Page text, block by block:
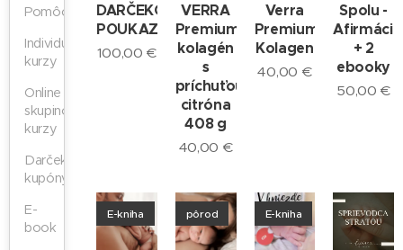
Pomôcky
Individuálne
kurzy
Online
skupinové
kurzy
Darčekové
kupóny
E-
book
DARČEKOVÝ
POUKAZ
100,00 €
VERRA
Premium
kolagén
s
príchuťou
citróna
408 g
40,00 €
Verra
Premium
Kolagen
40,00 €
Spolu -
Afirmácie
+ 2
ebooky
50,00 €
E-kniha pôrod E-kniha